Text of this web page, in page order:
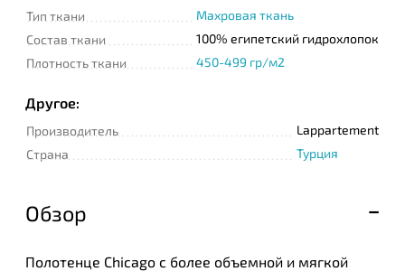
Тип ткани
Махровая ткань
Состав ткани
100% египетский гидрохлопок
Плотность ткани
450-499 гр/м2
Другое:
Производитель
Lappartement
Страна
Турция
Обзор
Полотенце Chicago с более объемной и мягкой